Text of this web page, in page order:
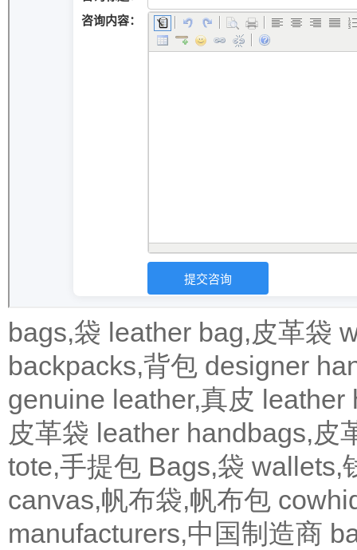
bags,袋 leather bag,皮革袋
backpacks,背包 designer
genuine leather,真皮 leather
皮革袋 leather handbags,皮
tote,手提包 Bags,袋 wallets,
canvas,帆布袋,帆布包
manufacturers,中国制造商